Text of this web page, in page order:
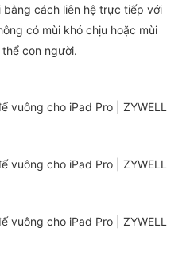
cách liên hệ trực tiếp với
có mùi khó chịu hoặc mùi
con người.